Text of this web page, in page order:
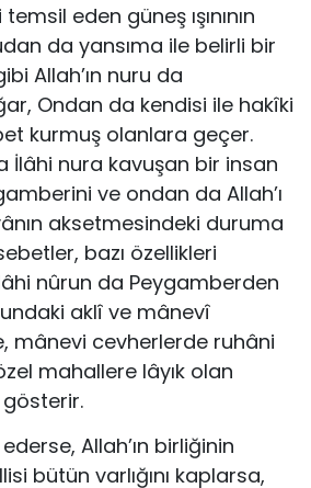
eden güneş ışınının
da yansıma ile belirli bir
Allah’ın nuru da
Ondan da kendisi ile hakîki
kurmuş olanlara geçer.
İlâhi nura kavuşan bir insan
ve ondan da Allah’ı
aksetmesindeki duruma
bazı özellikleri
nûrun da Peygamberden
aklî ve mânevî
mânevi cevherlerde ruhâni
mahallere lâyık olan
Allah’ın birliğinin
bütün varlığını kaplarsa,